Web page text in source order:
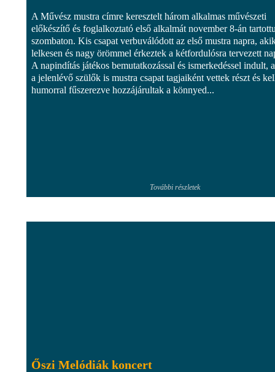
A Művész mustra címre keresztelt három alkalmas művészeti
előkészítő és foglalkoztató első alkalmát november 8-án
szombaton. Kis csapat verbuválódott az első mustra napra,
lelkesen és nagy örömmel érkeztek a kétfordulósra tervezett
A napindítás játékos bemutatkozással és ismerkedéssel indult,
a jelenlévő szülők is mustra csapat tagjaiként vettek részt és
humorral fűszerezve hozzájárultak a könnyed...
További részletek
Őszi Melódiák koncert